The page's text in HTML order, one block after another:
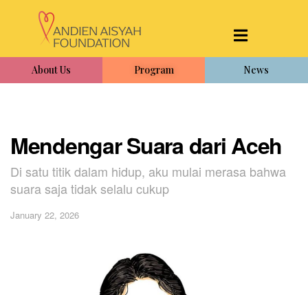
About Us Program News
Mendengar Suara dari Aceh
Di satu titik dalam hidup, aku mulai merasa bahwa
suara saja tidak selalu cukup
January 22, 2026